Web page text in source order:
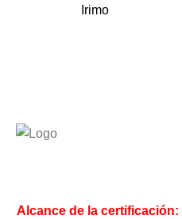
Irimo
Alcance de la certificación: